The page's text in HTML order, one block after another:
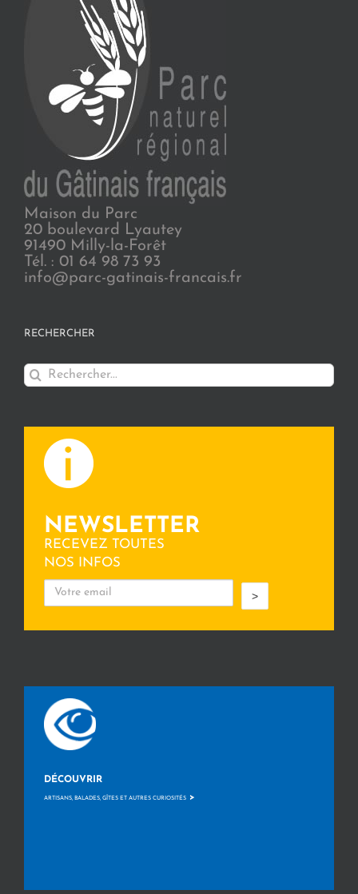
Maison du Parc
20 boulevard Lyautey
91490 Milly-la-Forêt
Tél. : 01 64 98 73 93
info@parc-gatinais-francais.fr
RECHERCHER
Rechercher:
NEWSLETTER
RECEVEZ TOUTES
NOS INFOS
>
DÉCOUVRIR
ARTISANS, BALADES, GÎTES ET AUTRES CURIOSITÉS >